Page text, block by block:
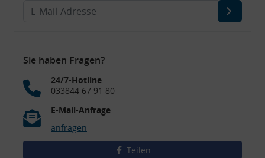
Sie haben Fragen?
24/7-Hotline
033844 67 91 80
E-Mail-Anfrage
anfragen
Teilen